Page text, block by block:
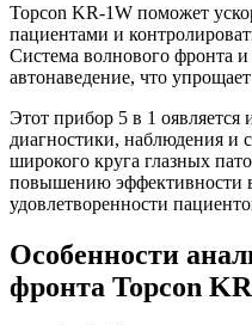
Topcon KR-1W поможет
пациентами и
Система волнового фронта
автонаведение, что
Этот прибор 5 в 1
диагностики, наблюдения и
широкого круга глазных
повышению эффективности
удовлетворенности
Особенности
фронта Topcon